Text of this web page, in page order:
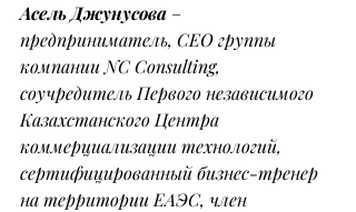
Асель Джунусова –
предприниматель, СЕО группы
компании NC Consulting,
соучредитель Первого независимого
Казахстанского Центра
коммерциализации технологий,
сертифицированный бизнес-тренер
на территории ЕАЭС, член